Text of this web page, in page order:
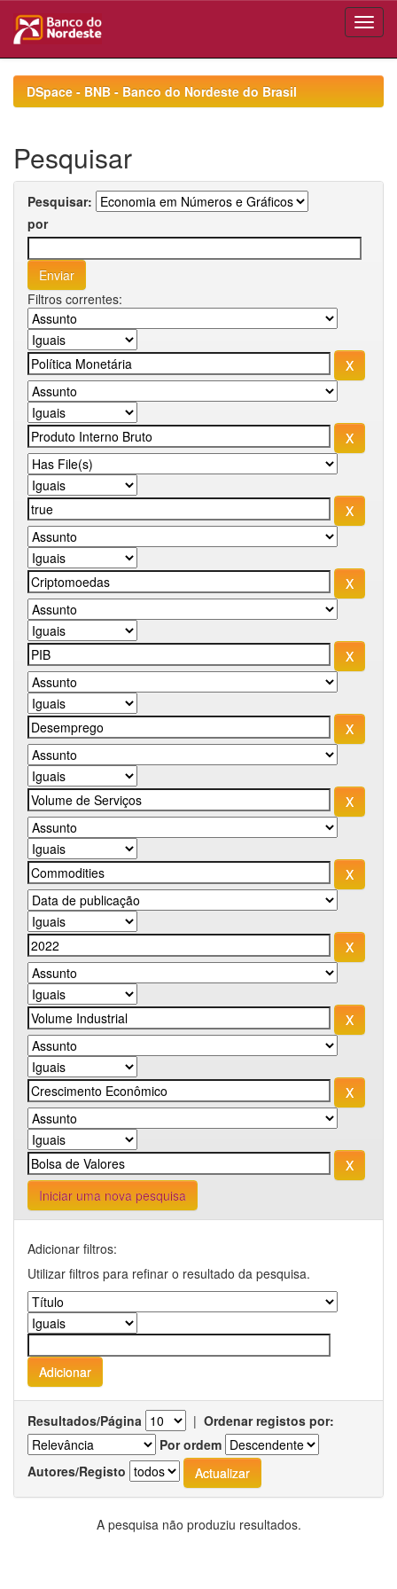
navigationDSpace - BNB - Banco do Nordeste do Brasil
Pesquisar
Pesquisar:
por
Filtros correntes:
Iniciar uma nova pesquisa
Adicionar filtros:
Utilizar filtros para refinar o resultado da pesquisa.
Resultados/Página | Ordenar registos por:
Por ordem
Autores/Registo
A pesquisa não produziu resultados.